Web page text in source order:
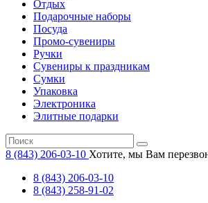
Отдых
Подарочные наборы
Посуда
Промо-сувениры
Ручки
Сувениры к праздникам
Сумки
Упаковка
Электроника
Элитные подарки
8 (843) 206-03-10 Хотите, мы Вам
8 (843) 206-03-10
8 (843) 258-91-02